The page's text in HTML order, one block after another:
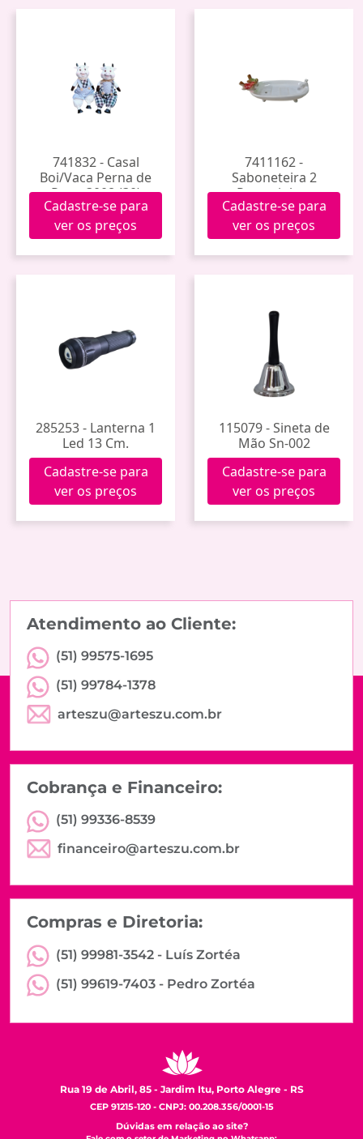
741832 - Casal
Boi/Vaca Perna de
Pano 3008 (30)
Cadastre-se para
ver os preços
7411162 -
Saboneteira 2
Passarinhos
Porcelana Jy1848 (48)
Cadastre-se para
ver os preços
285253 - Lanterna 1
Led 13 Cm.
Cadastre-se para
ver os preços
115079 - Sineta de
Mão Sn-002
Cadastre-se para
ver os preços
Atendimento ao Cliente:
(51) 99575-1695
(51) 99784-1378
arteszu@arteszu.com.br
Cobrança e Financeiro:
(51) 99336-8539
financeiro@arteszu.com.br
Compras e Diretoria:
(51) 99981-3542 - Luís Zortéa
(51) 99619-7403 - Pedro Zortéa
Rua 19 de Abril, 85 - Jardim Itu, Porto Alegre - RS
CEP 91215-120 - CNPJ: 00.208.356/0001-15
Dúvidas em relação ao site?